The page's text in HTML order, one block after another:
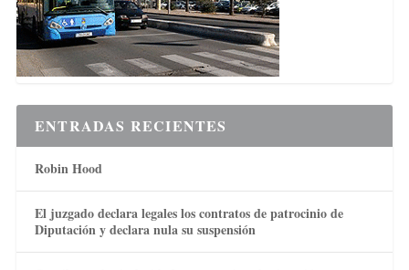
ENTRADAS RECIENTES
Robin Hood
El juzgado declara legales los contratos de patrocinio de
Diputación y declara nula su suspensión